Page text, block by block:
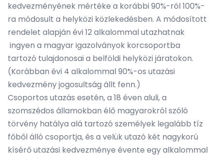
kedvezményének mértéke a korábbi 90%-ról 100%-
ra módosult a helyközi közlekedésben. A módosított
rendelet alapján évi 12 alkalommal utazhatnak
ingyen a magyar igazolványok korcsoportba
tartozó tulajdonosai a belföldi helyközi járatokon.
(Korábban évi 4 alkalommal 90%-os utazási
kedvezmény jogosultság állt fenn.)
Csoportos utazás esetén, a 18 éven aluli, a
szomszédos államokban élő magyarokról szóló
törvény hatálya alá tartozó személyek legalább tíz
főből álló csoportja, és a velük utazó két nagykorú
kísérő utazási kedvezménye évente egy alkalommal